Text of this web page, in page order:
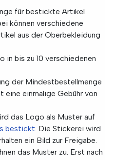
für bestickte Artikel
können verschiedene
aus der Oberbekleidung
in bis zu 10 verschiedenen
der Mindestbestellmenge
eine einmalige Gebühr von
das Logo als Muster auf
bestickt. Die Stickerei wird
ein Bild zur Freigabe.
das Muster zu. Erst nach